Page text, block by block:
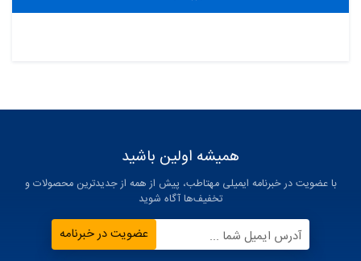
همیشه اولین باشید
با عضویت در خبرنامه ایمیلی مهتاطب، پیش از همه از جدیدترین محصولات و
تخفیف‌ها آگاه شوید
آدرس ایمیل شما ... عضویت در خبرنامه